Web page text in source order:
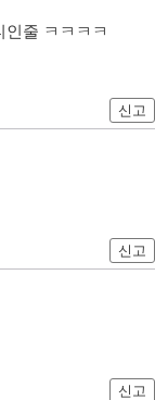
줄 ㅋㅋㅋㅋ
신고
신고
신고